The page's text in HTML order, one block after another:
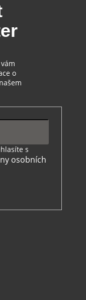
o
s
osobních